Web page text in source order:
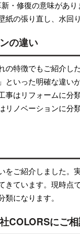
・修復の意味があ
の張り直し、水回
の違い
特徴でもご紹介し
いった明確な違い
事はリフォームに分
リノベーションに分
をご紹介しました。
きています。現時点
になります。
COLORSにご